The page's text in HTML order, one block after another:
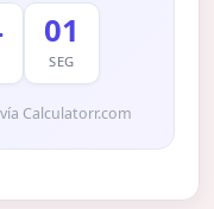
00
SEG
Calculatorr.com